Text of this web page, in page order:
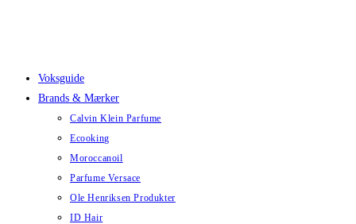
Voksguide
Brands & Mærker
Calvin Klein Parfume
Ecooking
Moroccanoil
Parfume Versace
Ole Henriksen Produkter
ID Hair